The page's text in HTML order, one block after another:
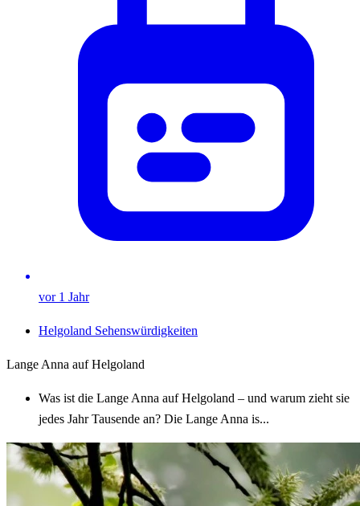
vor 1 Jahr
Helgoland Sehenswürdigkeiten
Lange Anna auf Helgoland
Was ist die Lange Anna auf Helgoland – und warum zieht sie
jedes Jahr Tausende an? Die Lange Anna is...